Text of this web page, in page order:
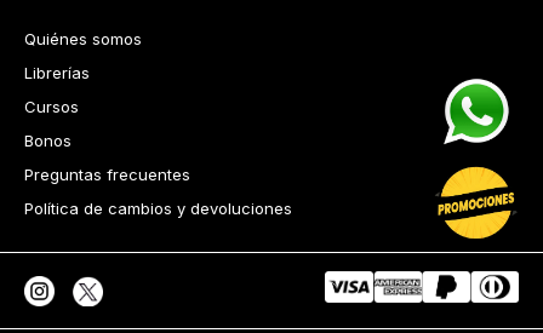
Quiénes somos
Librerías
Cursos
Bonos
Preguntas frecuentes
Política de cambios y devoluciones